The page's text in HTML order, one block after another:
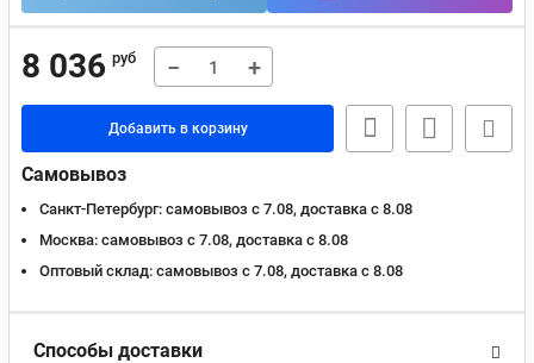
8 036 руб − +
Добавить в корзину
Самовывоз
Санкт-Петербург: самовывоз с 7.08, доставка c 8.08
Москва: самовывоз с 7.08, доставка c 8.08
Оптовый склад: самовывоз с 7.08, доставка c 8.08
Способы доставки